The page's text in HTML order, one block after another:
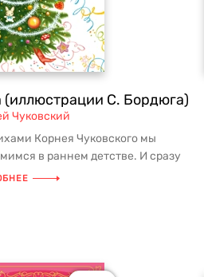
(иллюстрации С. Бордюга)
Чуковский
Корнея Чуковского мы
в раннем детстве. И сразу
в удивительный мир, в ...